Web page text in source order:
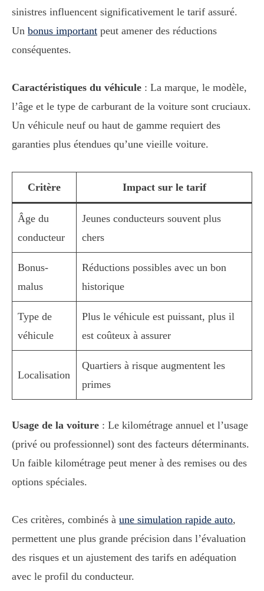
sinistres influencent significativement le tarif assuré.
Un bonus important peut amener des réductions
conséquentes.
Caractéristiques du véhicule : La marque, le modèle,
l’âge et le type de carburant de la voiture sont cruciaux.
Un véhicule neuf ou haut de gamme requiert des
garanties plus étendues qu’une vieille voiture.
Critère Impact sur le tarif
Âge du
conducteur
Jeunes conducteurs souvent plus
chers
Bonus-
malus
Réductions possibles avec un bon
historique
Type de
véhicule
Plus le véhicule est puissant, plus il
est coûteux à assurer
Localisation
Quartiers à risque augmentent les
primes
Usage de la voiture : Le kilométrage annuel et l’usage
(privé ou professionnel) sont des facteurs déterminants.
Un faible kilométrage peut mener à des remises ou des
options spéciales.
Ces critères, combinés à une simulation rapide auto,
permettent une plus grande précision dans l’évaluation
des risques et un ajustement des tarifs en adéquation
avec le profil du conducteur.